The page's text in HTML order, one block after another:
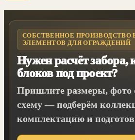
СОБСТВЕННОЕ ПРОИЗВОДСТВО
ЭЛЕМЕНТОВ ДЛЯ ОГРАЖДЕНИЙ
Нужен расчёт
блоков под проект?
Пришлите размеры, фото
схему — подберём
комплектацию и